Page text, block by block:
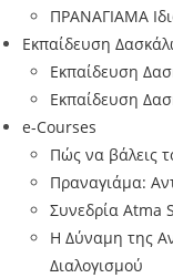
ΠΡΑΝΑΓΙΑΜΑ
Εκπαίδευση
Εκπαίδευση
Εκπαίδευση
e-Courses
Πώς να βάλεις
Πραναγιάμα:
Συνεδρία
Η Δύναμη της
Διαλογισμού